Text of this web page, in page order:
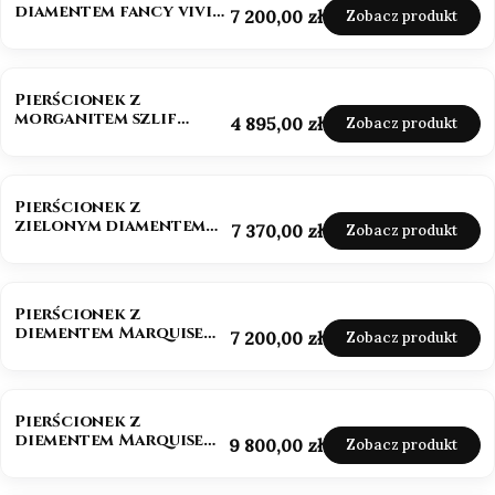
diamentem fancy vivid Cena
7 200,00 zł Zobacz produkt
Pierścionek z
morganitem szlif
Cena
4 895,00 zł Zobacz produkt
Pierścionek z
zielonym diamentem
Cena
7 370,00 zł Zobacz produkt
Pierścionek z
diementem Marquise
Cena
7 200,00 zł Zobacz produkt
Pierścionek z
diementem Marquise
Cena
9 800,00 zł Zobacz produkt